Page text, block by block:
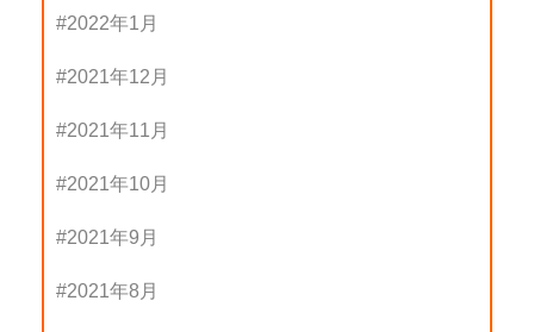
2022年1月
2021年12月
2021年11月
2021年10月
2021年9月
2021年8月